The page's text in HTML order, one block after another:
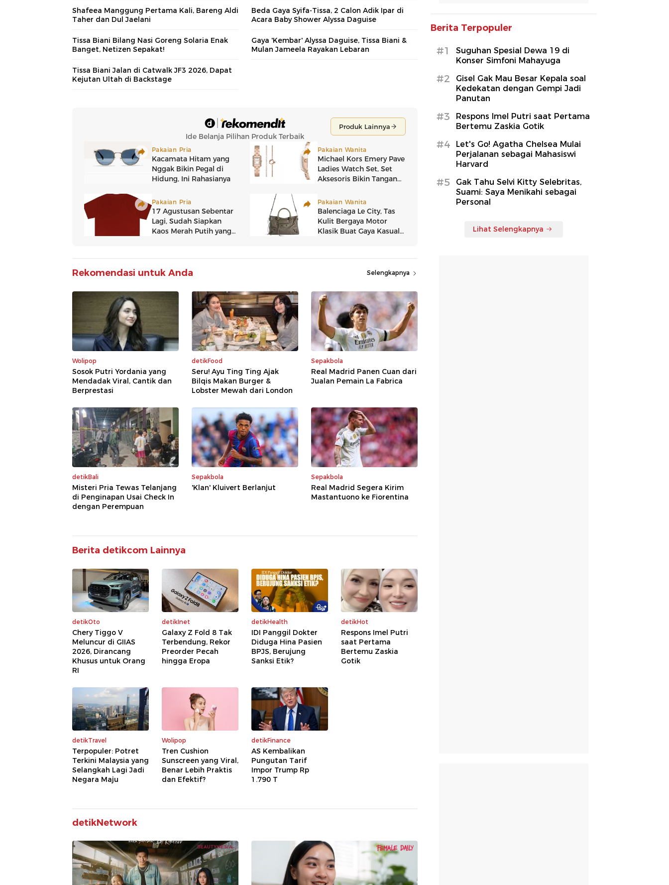
Shafeea Manggung Pertama Kali, Bareng Aldi
Taher dan Dul Jaelani
Beda Gaya Syifa-Tissa, 2 Calon Adik Ipar di
Acara Baby Shower Alyssa Daguise
Tissa Biani Bilang Nasi Goreng Solaria Enak
Banget, Netizen Sepakat!
Gaya 'Kembar' Alyssa Daguise, Tissa Biani &
Mulan Jameela Rayakan Lebaran
Tissa Biani Jalan di Catwalk JF3 2026, Dapat
Kejutan Ultah di Backstage
Rekomendasi untuk Anda Selengkapnya
Wolipop
Sosok Putri Yordania yang
Mendadak Viral, Cantik dan
Berprestasi
detikFood
Seru! Ayu Ting Ting Ajak
Bilqis Makan Burger &
Lobster Mewah dari London
Sepakbola
Real Madrid Panen Cuan dari
Jualan Pemain La Fabrica
detikBali
Misteri Pria Tewas Telanjang
di Penginapan Usai Check In
dengan Perempuan
Sepakbola
'Klan' Kluivert Berlanjut
Sepakbola
Real Madrid Segera Kirim
Mastantuono ke Fiorentina
Berita detikcom Lainnya
detikOto
Chery Tiggo V
Meluncur di GIIAS
2026, Dirancang
Khusus untuk Orang
RI
detikInet
Galaxy Z Fold 8 Tak
Terbendung, Rekor
Preorder Pecah
hingga Eropa
detikHealth
IDI Panggil Dokter
Diduga Hina Pasien
BPJS, Berujung
Sanksi Etik?
detikHot
Respons Imel Putri
saat Pertama
Bertemu Zaskia
Gotik
detikTravel
Terpopuler: Potret
Terkini Malaysia yang
Selangkah Lagi Jadi
Negara Maju
Wolipop
Tren Cushion
Sunscreen yang Viral,
Benar Lebih Praktis
dan Efektif?
detikFinance
AS Kembalikan
Pungutan Tarif
Impor Trump Rp
1.790 T
detikNetwork
Berita Terpopuler
#1
Suguhan Spesial Dewa 19 di
Konser Simfoni Mahayuga
#2
Gisel Gak Mau Besar Kepala soal
Kedekatan dengan Gempi Jadi
Panutan
#3
Respons Imel Putri saat Pertama
Bertemu Zaskia Gotik
#4
Let's Go! Agatha Chelsea Mulai
Perjalanan sebagai Mahasiswi
Harvard
#5
Gak Tahu Selvi Kitty Selebritas,
Suami: Saya Menikahi sebagai
Personal
Lihat Selengkapnya